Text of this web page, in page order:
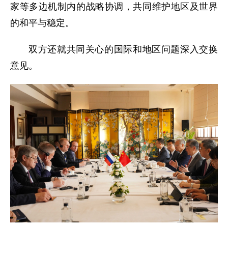
家等多边机制内的战略协调，共同维护地区及世界
的和平与稳定。
双方还就共同关心的国际和地区问题深入交换
意见。